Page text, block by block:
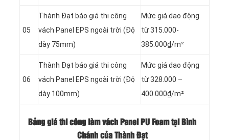
05
Thành Đạt báo giá thi công
vách Panel EPS ngoài trời (Độ
dày 75mm)
Mức giá dao động
từ 315.000-
385.000₫/m²
06
Thành Đạt báo giá thi công
vách Panel EPS ngoài trời (Độ
dày 100mm)
Mức giá dao động
từ 328.000 –
400.000₫/m²
Bảng giá thi công làm vách Panel PU Foam tại Bình
Chánh của Thành Đạt